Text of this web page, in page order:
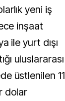
yeni iş
inşaat
ile yurt dışı
uluslararası
üstlenilen 11
dolar